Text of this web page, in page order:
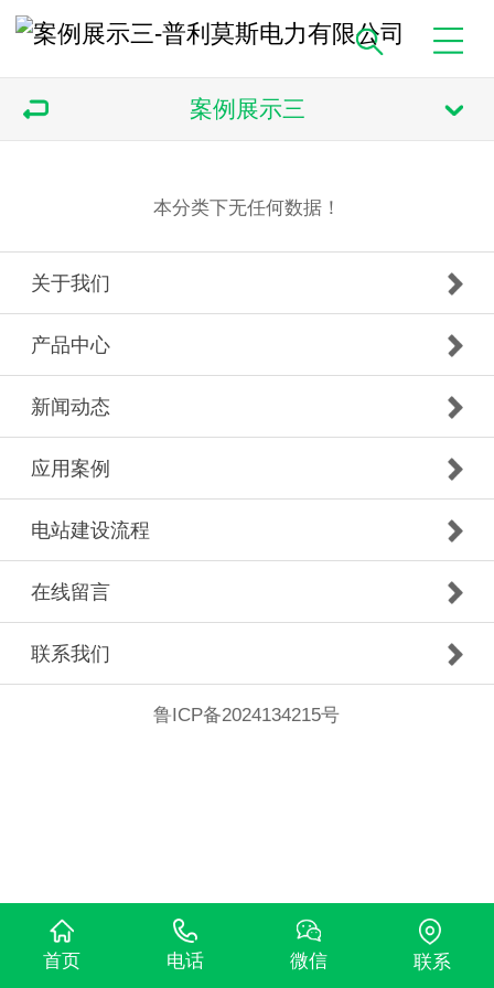
案例展示三
本分类下无任何数据！
关于我们
产品中心
新闻动态
应用案例
电站建设流程
在线留言
联系我们
鲁ICP备2024134215号
首页 电话 微信 联系